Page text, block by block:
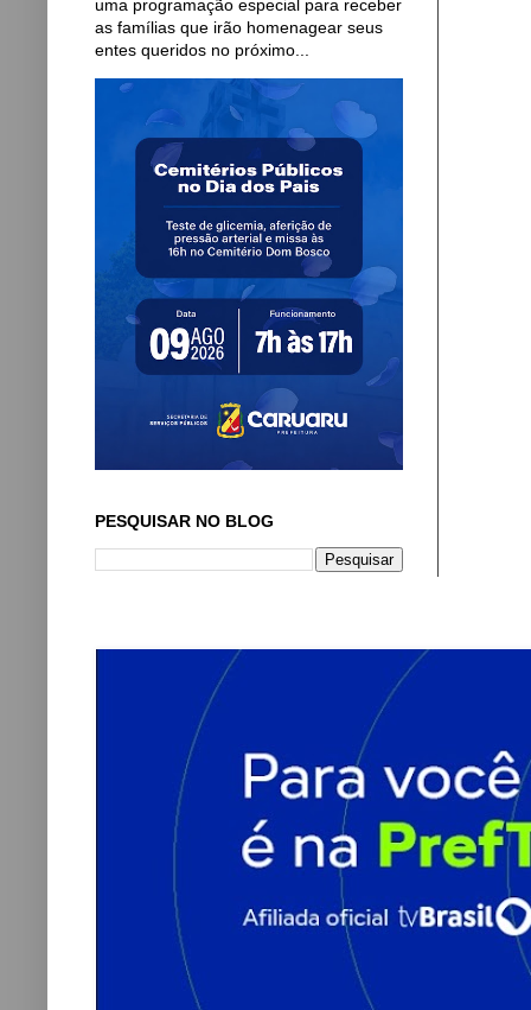
uma programação especial para receber
as famílias que irão homenagear seus
entes queridos no próximo...
PESQUISAR NO BLOG